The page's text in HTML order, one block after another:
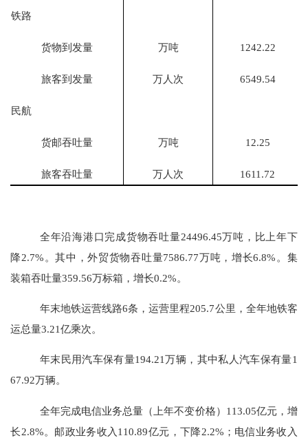
铁路
货物到发量 万吨 1242.22
旅客到发量 万人次 6549.54
民航
货邮吞吐量 万吨 12.25
旅客吞吐量 万人次 1611.72
全年沿海港口完成货物吞吐量24496.45万吨，比上年下
降2.7%。其中，外贸货物吞吐量7586.77万吨，增长6.8%。集
装箱吞吐量359.56万标箱，增长0.2%。
年末地铁运营线路6条，运营里程205.7公里，全年地铁客
运总量3.21亿乘次。
年末民用汽车保有量194.21万辆，其中私人汽车保有量1
67.92万辆。
全年完成电信业务总量（上年不变价格） 113.05亿元，增
长2.8%。邮政业务收入 110.89亿元，下降2.2%；电信业务收入